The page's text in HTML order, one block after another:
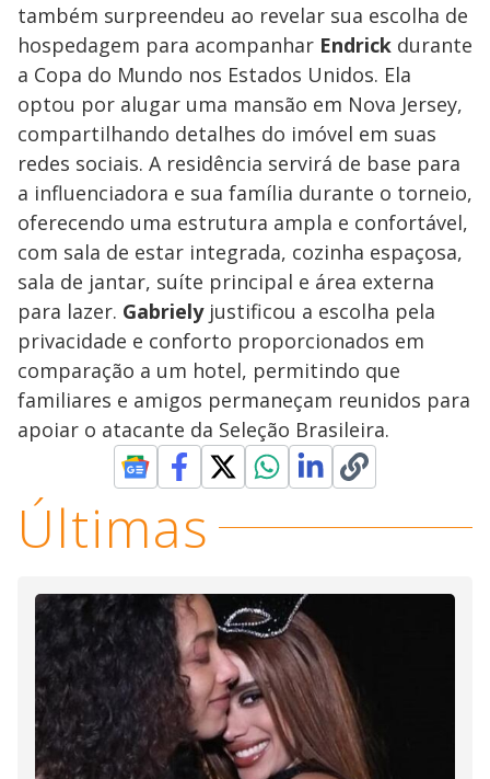
também surpreendeu ao revelar sua escolha de
hospedagem para acompanhar Endrick durante
a Copa do Mundo nos Estados Unidos. Ela
optou por alugar uma mansão em Nova Jersey,
compartilhando detalhes do imóvel em suas
redes sociais. A residência servirá de base para
a influenciadora e sua família durante o torneio,
oferecendo uma estrutura ampla e confortável,
com sala de estar integrada, cozinha espaçosa,
sala de jantar, suíte principal e área externa
para lazer. Gabrielyjustificou a escolha pela
privacidade e conforto proporcionados em
comparação a um hotel, permitindo que
familiares e amigos permaneçam reunidos para
apoiar o atacante da Seleção Brasileira.
Últimas